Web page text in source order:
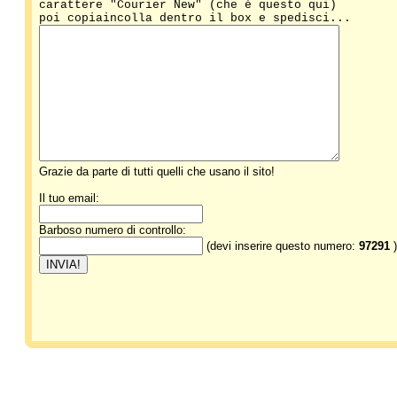
carattere "Courier New" (che è questo qui)
poi copiaincolla dentro il box e spedisci...
Grazie da parte di tutti quelli che usano il sito!
Il tuo email:
Barboso numero di controllo:
(devi inserire questo numero: 97291